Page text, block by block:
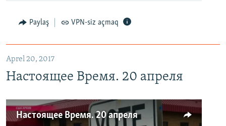
Paylaş VPN-siz açmaq
Aprel 20, 2017
Настоящее Время. 20 апреля
Настоящее Время. 20 апреля